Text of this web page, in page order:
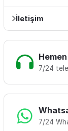
İletişim
7/24
7/24